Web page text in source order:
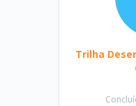
Trilha